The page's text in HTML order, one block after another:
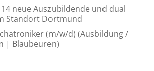
neue Auszubildende und dual
Standort Dortmund
(m/w/d) (Ausbildung /
| Blaubeuren)